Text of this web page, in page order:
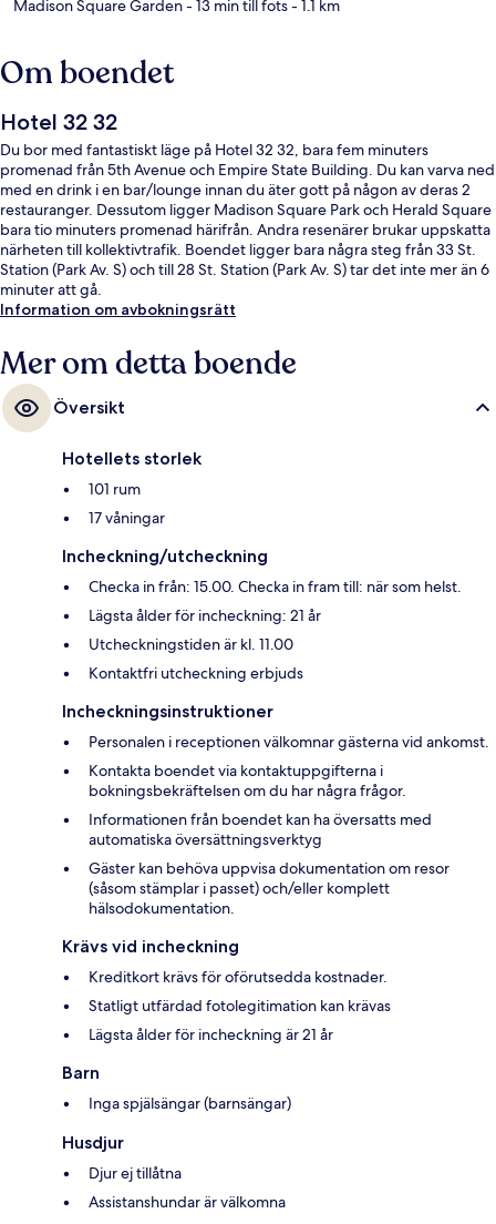
Madison Square Garden- 13 min till fots- 1.1 km
Om boendet
Hotel 32 32
Du bor med fantastiskt läge på Hotel 32 32, bara fem minuters
promenad från 5th Avenue och Empire State Building. Du kan varva ned
med en drink i en bar/lounge innan du äter gott på någon av deras 2
restauranger. Dessutom ligger Madison Square Park och Herald Square
bara tio minuters promenad härifrån. Andra resenärer brukar uppskatta
närheten till kollektivtrafik. Boendet ligger bara några steg från 33 St.
Station (Park Av. S) och till 28 St. Station (Park Av. S) tar det inte mer än 6
minuter att gå.
Information om avbokningsrätt
Mer om detta boende
Översikt
Hotellets storlek
101 rum
17 våningar
Incheckning/utcheckning
Checka in från: 15.00. Checka in fram till: när som helst.
Lägsta ålder för incheckning: 21 år
Utcheckningstiden är kl. 11.00
Kontaktfri utcheckning erbjuds
Incheckningsinstruktioner
Personalen i receptionen välkomnar gästerna vid ankomst.
Kontakta boendet via kontaktuppgifterna i
bokningsbekräftelsen om du har några frågor.
Informationen från boendet kan ha översatts med
automatiska översättningsverktyg
Gäster kan behöva uppvisa dokumentation om resor
(såsom stämplar i passet) och/eller komplett
hälsodokumentation.
Krävs vid incheckning
Kreditkort krävs för oförutsedda kostnader.
Statligt utfärdad fotolegitimation kan krävas
Lägsta ålder för incheckning är 21 år
Barn
Inga spjälsängar (barnsängar)
Husdjur
Djur ej tillåtna
Assistanshundar är välkomna